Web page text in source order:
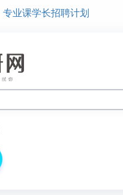
专业课学长招聘计划